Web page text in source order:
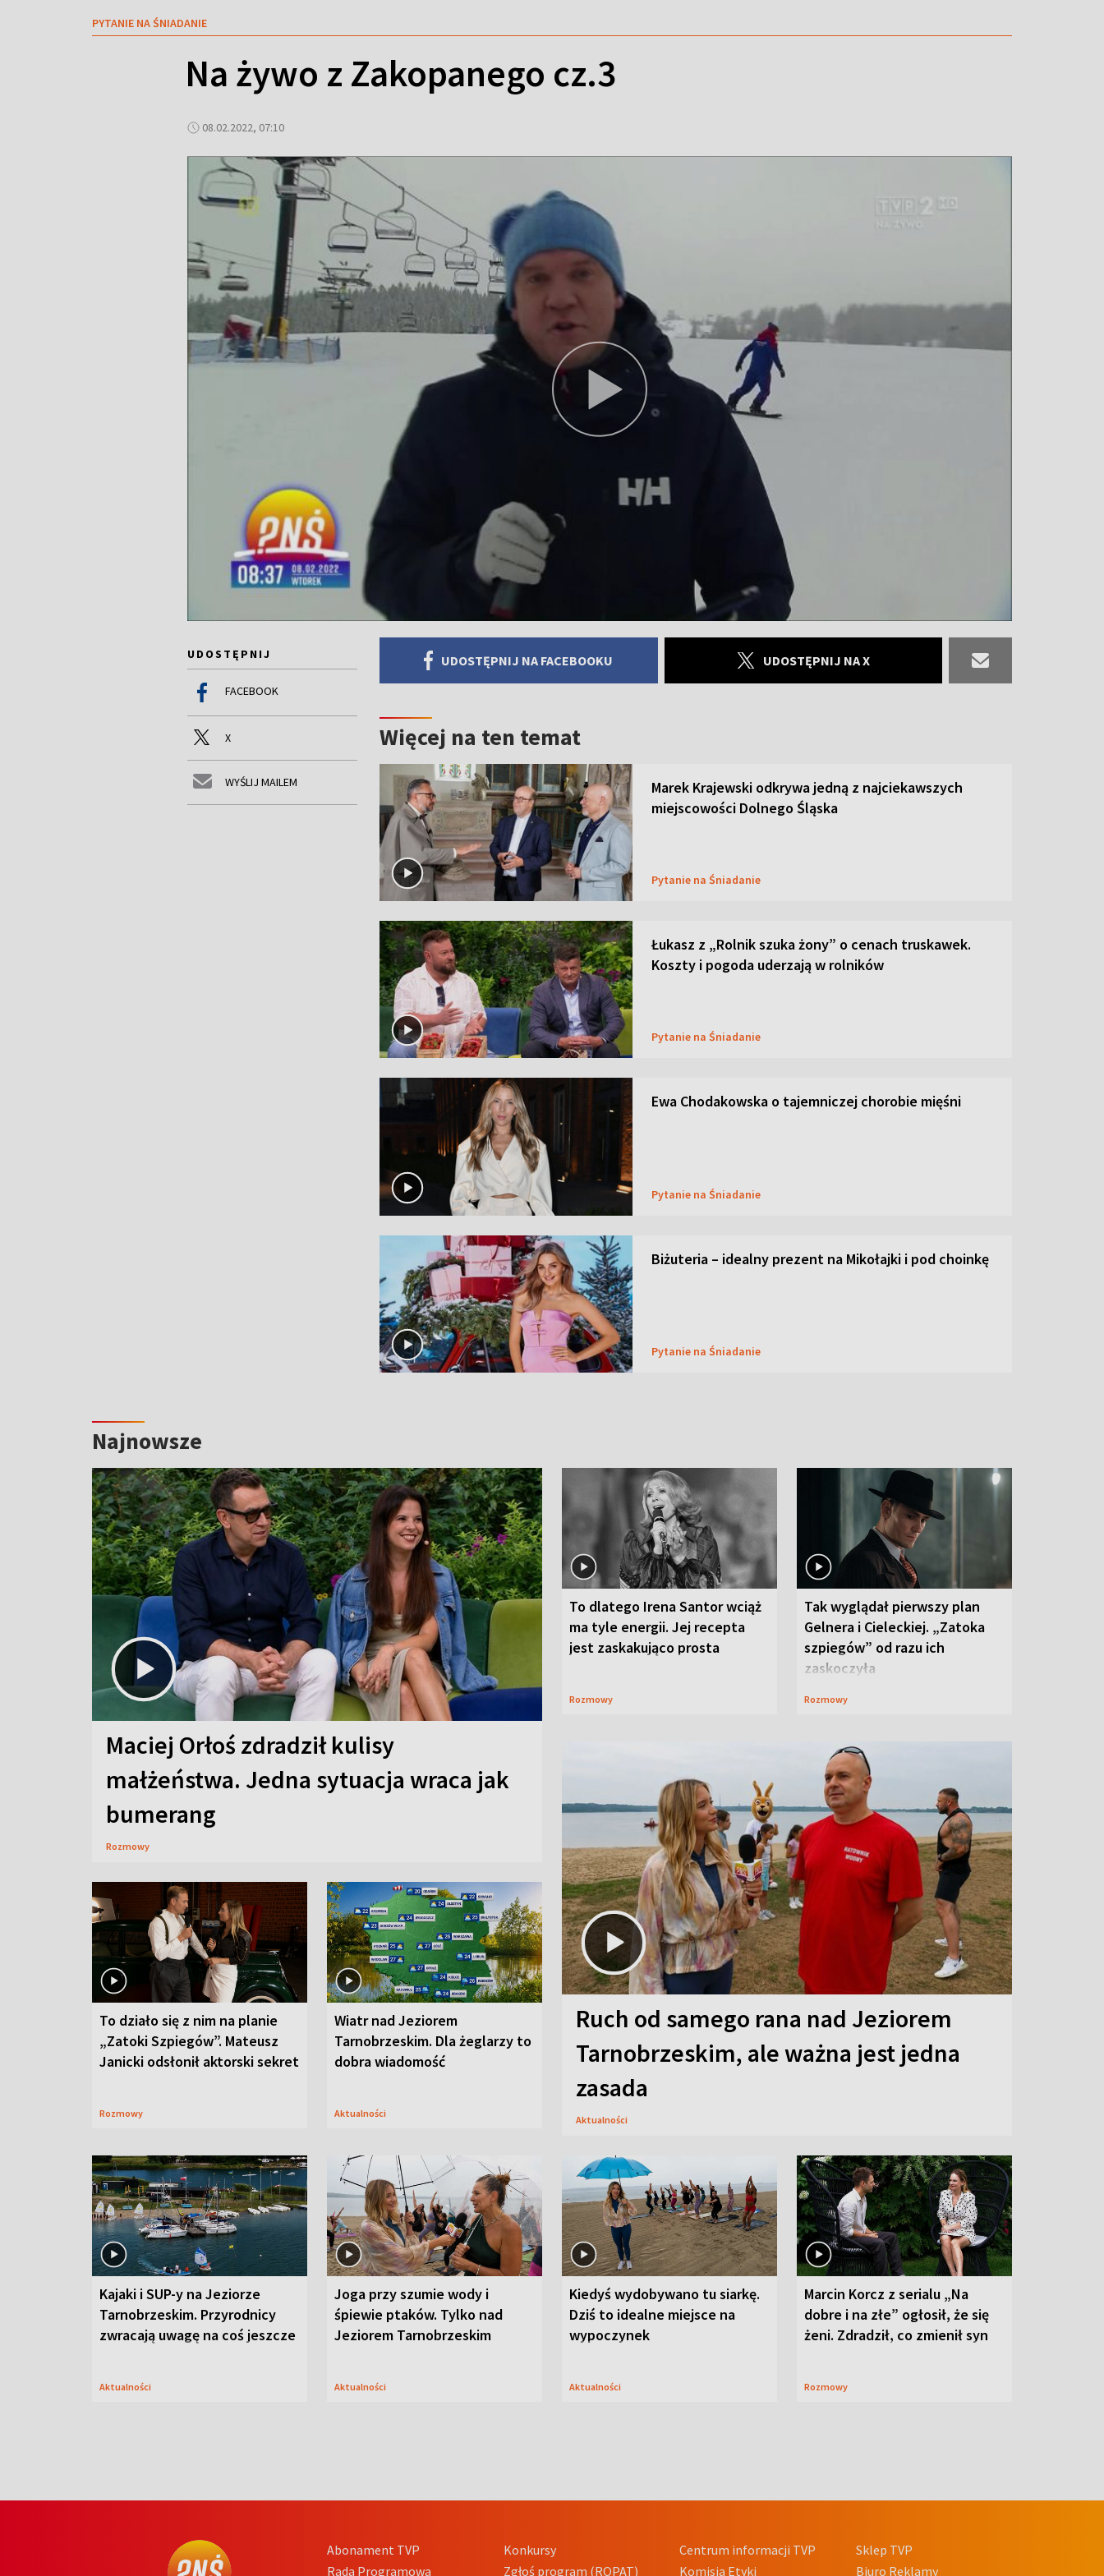
PYTANIE NA ŚNIADANIE
Na żywo z Zakopanego cz.3
08.02.2022, 07:10
UDOSTĘPNIJ
FACEBOOK
X
WYŚLIJ MAILEM
UDOSTĘPNIJ NA FACEBOOKU UDOSTĘPNIJ NA X
Więcej na ten temat
Marek Krajewski odkrywa jedną z najciekawszych
miejscowości Dolnego Śląska
Pytanie na Śniadanie
Łukasz z „Rolnik szuka żony” o cenach truskawek.
Koszty i pogoda uderzają w rolników
Pytanie na Śniadanie
Ewa Chodakowska o tajemniczej chorobie mięśni
Pytanie na Śniadanie
Biżuteria – idealny prezent na Mikołajki i pod choinkę
Pytanie na Śniadanie
Najnowsze
Maciej Orłoś zdradził kulisy
małżeństwa. Jedna sytuacja wraca jak
bumerang
Rozmowy
To dlatego Irena Santor wciąż
ma tyle energii. Jej recepta
jest zaskakująco prosta
Rozmowy
Tak wyglądał pierwszy plan
Gelnera i Cieleckiej. „Zatoka
szpiegów” od razu ich
zaskoczyła
Rozmowy
To działo się z nim na planie
„Zatoki Szpiegów”. Mateusz
Janicki odsłonił aktorski sekret
Rozmowy
Wiatr nad Jeziorem
Tarnobrzeskim. Dla żeglarzy to
dobra wiadomość
Aktualności
Ruch od samego rana nad Jeziorem
Tarnobrzeskim, ale ważna jest jedna
zasada
Aktualności
Kajaki i SUP-y na Jeziorze
Tarnobrzeskim. Przyrodnicy
zwracają uwagę na coś jeszcze
Aktualności
Joga przy szumie wody i
śpiewie ptaków. Tylko nad
Jeziorem Tarnobrzeskim
Aktualności
Kiedyś wydobywano tu siarkę.
Dziś to idealne miejsce na
wypoczynek
Aktualności
Marcin Korcz z serialu „Na
dobre i na złe” ogłosił, że się
żeni. Zdradził, co zmienił syn
Rozmowy
Abonament TVP
Rada Programowa
Konkursy
Zgłoś program (ROPAT)
Centrum informacji TVP
Komisja Etyki
Sklep TVP
Biuro Reklamy